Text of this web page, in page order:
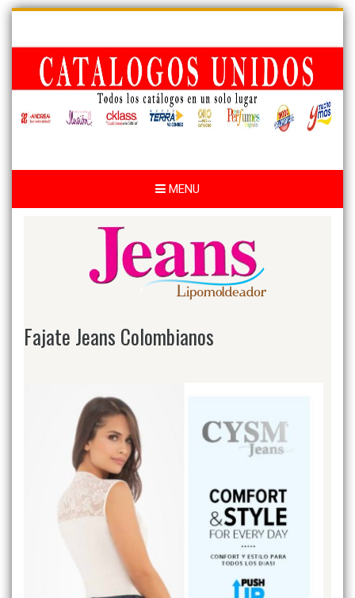
Skip
content
MENU
Fajate Jeans Colombianos